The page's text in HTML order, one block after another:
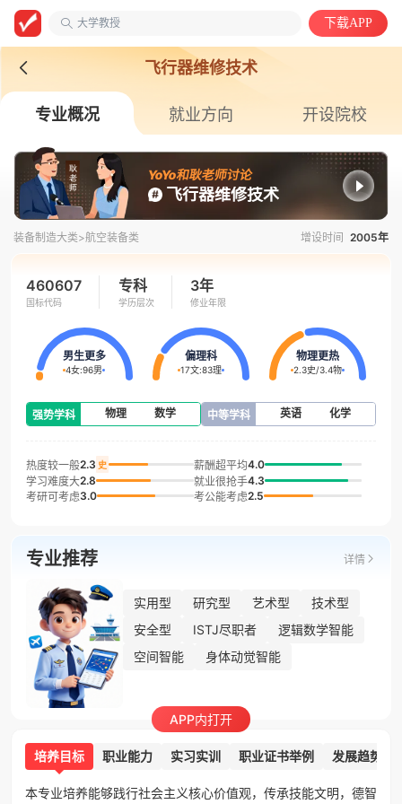
大学教授
下载APP
飞行器维修技术
专业概况 就业方向 开设院校
YoYo和耿老师讨论
飞行器维修技术
装备制造大类>航空装备类 增设时间 2005年
460607
国标代码
专科
学历层次
3年
修业年限
男生更多
4女:96男
偏理科
17文:83理
物理更热
2.3史/3.4物
强势学科 物理 数学 中等学科 英语 化学
热度较一般2.3 史 薪酬超平均4.0
学习难度大2.8 就业很抢手4.3
考研可考虑3.0 考公能考虑2.5
专业推荐 详情
实用型 研究型 艺术型
技术型
安全型
ISTJ尽职者
逻辑数学智能
空间智能
身体动觉智能
培养目标 职业能力 实习实训 职业证书举例 发展趋势
本专业培养能够践行社会主义核心价值观，传承技能文明，德智
APP内打开